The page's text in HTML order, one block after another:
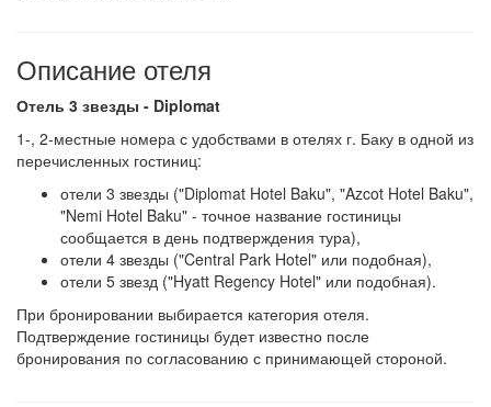
Описание отеля
Отель 3 звезды - Diplomat
1-, 2-местные номера с удобствами в отелях г. Баку в одной из
перечисленных гостиниц:
отели 3 звезды ("Diplomat Hotel Baku", "Azcot Hotel Baku",
"Nemi Hotel Baku" - точное название гостиницы
сообщается в день подтверждения тура),
отели 4 звезды ("Central Park Hotel" или подобная),
отели 5 звезд ("Hyatt Regency Hotel" или подобная).
При бронировании выбирается категория отеля.
Подтверждение гостиницы будет известно после
бронирования по согласованию с принимающей стороной.